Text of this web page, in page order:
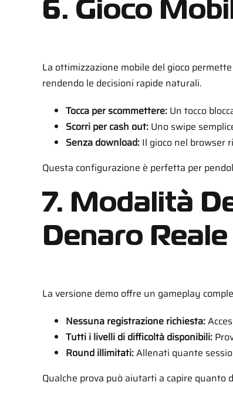
6. Gioco
La ottimizzazione mobile del gioco
rendendo le decisioni rapide naturali.
Tocca per scommettere:Un tocco
Scorri per cash out:Uno swipe
Senza download:Il gioco nel browser
Questa configurazione è perfetta per
7. Modalità
Denaro Reale
La versione demo offre un gameplay
Nessuna registrazione richiesta:
Tutti i livelli di difficoltà disponibili:
Round illimitati:Allenati quante
Qualche prova può aiutarti a capire